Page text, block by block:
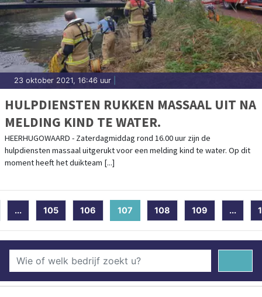
23 oktober 2021, 16:46 uur
HULPDIENSTEN RUKKEN MASSAAL UIT NA
MELDING KIND TE WATER.
HEERHUGOWAARD - Zaterdagmiddag rond 16.00 uur zijn de
hulpdiensten massaal uitgerukt voor een melding kind te water. Op dit
moment heeft het duikteam [...]
... 105 106 107 (current)
108 109 ...